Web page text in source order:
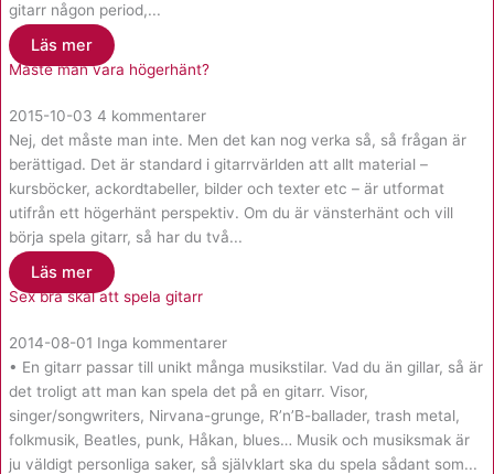
gitarr någon period,...
Läs mer
Måste man vara högerhänt?
2015-10-034 kommentarer
Nej, det måste man inte. Men det kan nog verka så, så frågan är
berättigad. Det är standard i gitarrvärlden att allt material –
kursböcker, ackordtabeller, bilder och texter etc – är utformat
utifrån ett högerhänt perspektiv. Om du är vänsterhänt och vill
börja spela gitarr, så har du två...
Läs mer
Sex bra skäl att spela gitarr
2014-08-01 Inga kommentarer
• En gitarr passar till unikt många musikstilar. Vad du än gillar, så är
det troligt att man kan spela det på en gitarr. Visor,
singer/songwriters, Nirvana-grunge, R’n’B-ballader, trash metal,
folkmusik, Beatles, punk, Håkan, blues… Musik och musiksmak är
ju väldigt personliga saker, så självklart ska du spela sådant som...